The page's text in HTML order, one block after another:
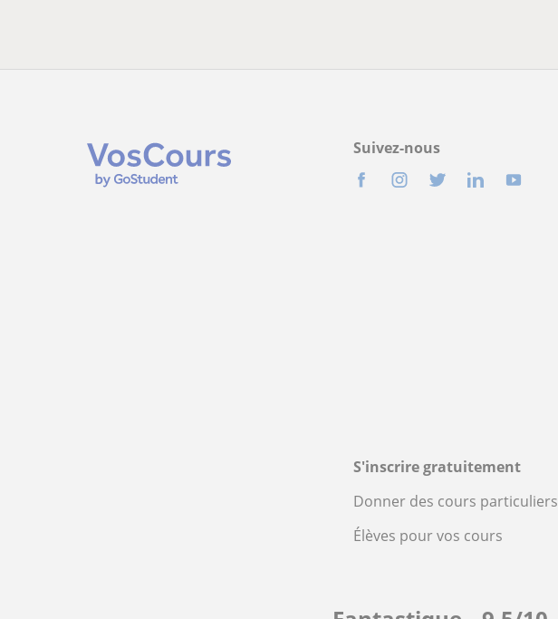
Suivez-nous
S'inscrire gratuitement
Donner des cours particuliers
Élèves pour vos cours